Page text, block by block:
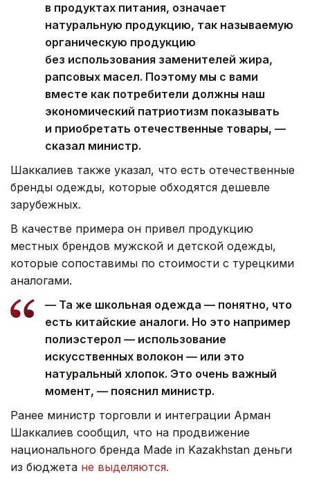
в продуктах питания, означает
натуральную продукцию, так называемую
органическую продукцию
без использования заменителей жира,
рапсовых масел. Поэтому мы с вами
вместе как потребители должны наш
экономический патриотизм показывать
и приобретать отечественные товары, —
сказал министр.
Шаккалиев также указал, что есть отечественные
бренды одежды, которые обходятся дешевле
зарубежных.
В качестве примера он привел продукцию
местных брендов мужской и детской одежды,
которые сопоставимы по стоимости с турецкими
аналогами.
— Та же школьная одежда — понятно, что
есть китайские аналоги. Но это например
полиэстерол — использование
искусственных волокон — или это
натуральный хлопок. Это очень важный
момент, — пояснил министр.
Ранее министр торговли и интеграции Арман
Шаккалиев сообщил, что на продвижение
национального бренда Made in Kazakhstan деньги
из бюджета не выделяются.